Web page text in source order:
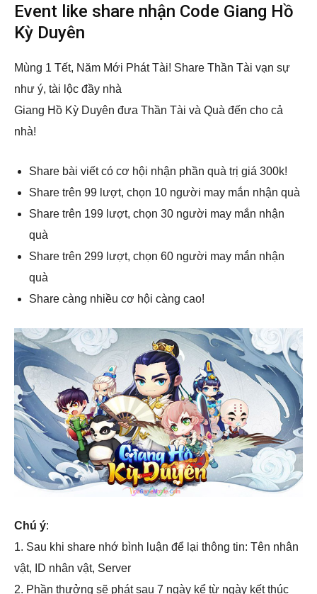
Event like share nhận Code Giang Hồ
Kỳ Duyên
Mùng 1 Tết, Năm Mới Phát Tài! Share Thần Tài vạn sự
như ý, tài lộc đầy nhà
Giang Hồ Kỳ Duyên đưa Thần Tài và Quà đến cho cả
nhà!
Share bài viết có cơ hội nhận phần quà trị giá 300k!
Share trên 99 lượt, chọn 10 người may mắn nhận quà
Share trên 199 lượt, chọn 30 người may mắn nhận
quà
Share trên 299 lượt, chọn 60 người may mắn nhận
quà
Share càng nhiều cơ hội càng cao!
Chú ý:
1. Sau khi share nhớ bình luận để lại thông tin: Tên nhân
vật, ID nhân vật, Server
2. Phần thưởng sẽ phát sau 7 ngày kể từ ngày kết thúc